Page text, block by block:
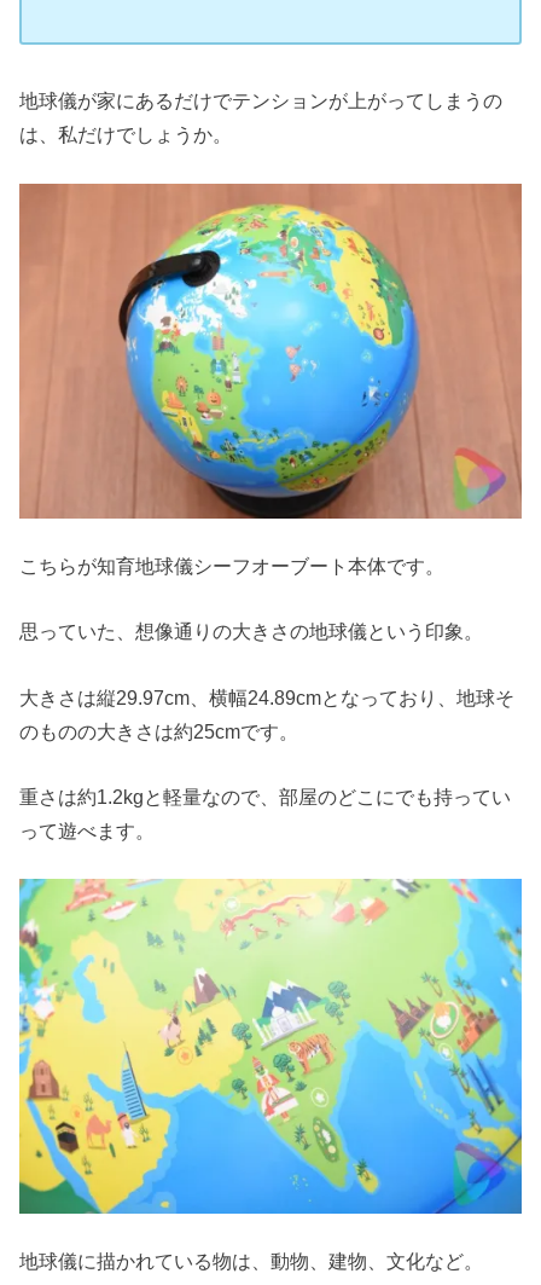
地球儀が家にあるだけでテンションが上がってしまうの
は、私だけでしょうか。
こちらが知育地球儀シーフオーブート本体です。
思っていた、想像通りの大きさの地球儀という印象。
大きさは縦29.97cm、横幅24.89cmとなっており、地球そ
のものの大きさは約25cmです。
重さは約1.2kgと軽量なので、部屋のどこにでも持ってい
って遊べます。
地球儀に描かれている物は、動物、建物、文化など。